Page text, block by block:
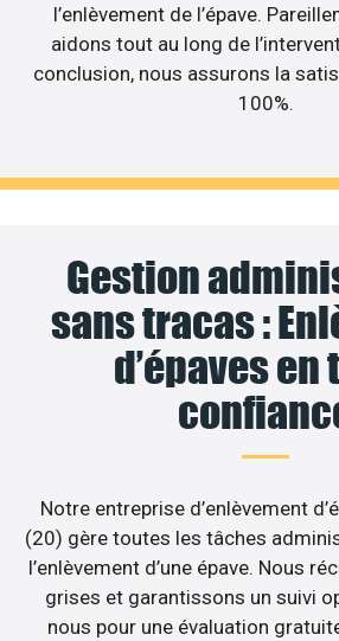
l’enlèvement de l’épave.
aidons tout au long de
conclusion, nous assurons la
100%.
Gestion
sans tracas :
d’épaves en
Notre entreprise d’enlèvement
(20) gère toutes les tâches
l’enlèvement d’une épave. Nous
grises et garantissons un suivi
nous pour une évaluation